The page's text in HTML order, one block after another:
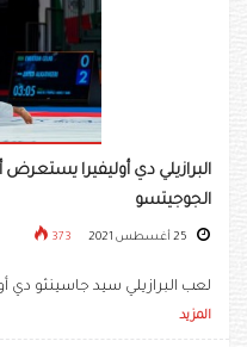
البرازيلي دي أوليفيرا
الجوجيتسو
373
لعب البرازيلي سيد جاسينثو دي
المزيد